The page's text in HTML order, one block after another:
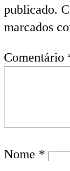
publicado.
marcados
Comentário
Nome *